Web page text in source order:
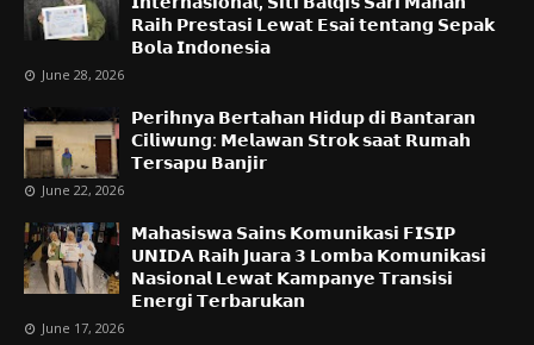
𝗥𝗮𝗶𝗵 𝗣𝗿𝗲𝘀𝘁𝗮𝘀𝗶 𝗟𝗲𝘄𝗮𝘁 𝗘𝘀𝗮𝗶 𝘁𝗲𝗻𝘁𝗮𝗻𝗴 𝗦𝗲𝗽𝗮𝗸
𝗕𝗼𝗹𝗮 𝗜𝗻𝗱𝗼𝗻𝗲𝘀𝗶𝗮
June 28, 2026
𝗣𝗲𝗿𝗶𝗵𝗻𝘆𝗮 𝗕𝗲𝗿𝘁𝗮𝗵𝗮𝗻 𝗛𝗶𝗱𝘂𝗽 𝗱𝗶 𝗕𝗮𝗻𝘁𝗮𝗿𝗮𝗻
𝗖𝗶𝗹𝗶𝘄𝘂𝗻𝗴: 𝗠𝗲𝗹𝗮𝘄𝗮𝗻 𝗦𝘁𝗿𝗼𝗸 𝘀𝗮𝗮𝘁 𝗥𝘂𝗺𝗮𝗵
𝗧𝗲𝗿𝘀𝗮𝗽𝘂 𝗕𝗮𝗻𝗷𝗶𝗿
June 22, 2026
𝗠𝗮𝗵𝗮𝘀𝗶𝘀𝘄𝗮 𝗦𝗮𝗶𝗻𝘀 𝗞𝗼𝗺𝘂𝗻𝗶𝗸𝗮𝘀𝗶 𝗙𝗜𝗦𝗜𝗣
𝗨𝗡𝗜𝗗𝗔 𝗥𝗮𝗶𝗵 𝗝𝘂𝗮𝗿𝗮 𝟯 𝗟𝗼𝗺𝗯𝗮 𝗞𝗼𝗺𝘂𝗻𝗶𝗸𝗮𝘀𝗶
𝗡𝗮𝘀𝗶𝗼𝗻𝗮𝗹 𝗟𝗲𝘄𝗮𝘁 𝗞𝗮𝗺𝗽𝗮𝗻𝘆𝗲 𝗧𝗿𝗮𝗻𝘀𝗶𝘀𝗶
𝗘𝗻𝗲𝗿𝗴𝗶 𝗧𝗲𝗿𝗯𝗮𝗿𝘂𝗸𝗮𝗻
June 17, 2026